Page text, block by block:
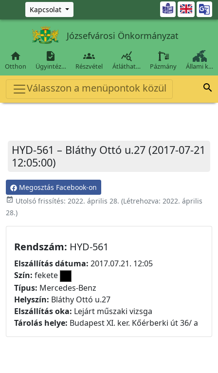
Ugrás a fő tartalomra
Kapcsolat 
Józsefvárosi Önkormányzat

Otthon

Ügyintéz…

Részvétel

Átláthat… Pázmány Állami k…
Válasszon a menüpontok közül 
HYD-561 – Bláthy Ottó u.27 (2017-07-21
12:05:00)
Megosztás Facebook-on
event_available Utolsó frissítés: 2022. április 28. (Létrehozva: 2022. április
28.)
Rendszám: HYD-561
Elszállítás dátuma: 2017.07.21. 12:05
Szín: fekete
Típus: Mercedes-Benz
Helyszín: Bláthy Ottó u.27
Elszállítás oka: Lejárt műszaki vizsga
Tárolás helye: Budapest XI. ker. Kőérberki út 36/ a